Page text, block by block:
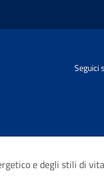
Seguici
e degli stili di